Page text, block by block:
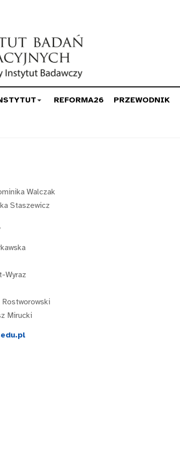
REFORMA26 PRZEWODNIK
Walczak
Staszewicz
Wyraz
Rostworowski
Mirucki